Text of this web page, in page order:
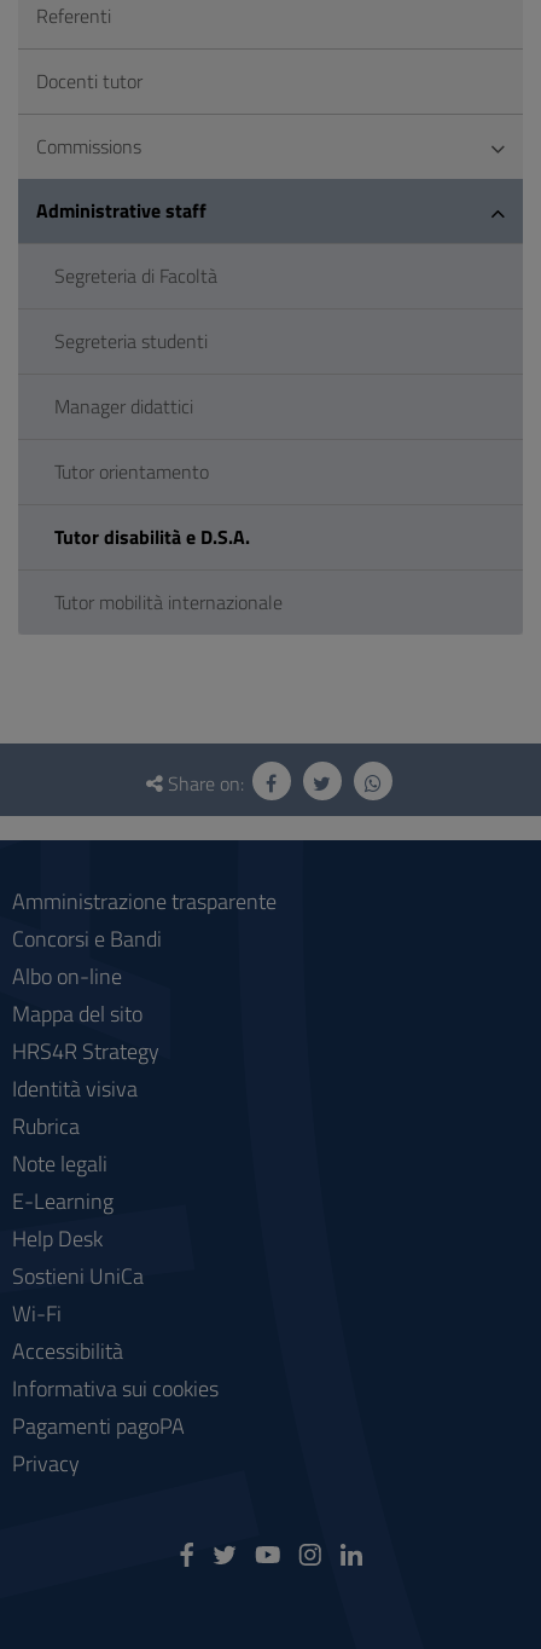
Referenti
Docenti tutor
Commissions
Administrative staff
Segreteria di Facoltà
Segreteria studenti
Manager didattici
Tutor orientamento
Tutor disabilità e D.S.A.
Tutor mobilità internazionale
Questionnaire
social
Share on:
Amministrazione trasparente
Concorsi e Bandi
Albo on-line
Mappa del sito
HRS4R Strategy
Identità visiva
Rubrica
Note legali
E-Learning
Help Desk
Sostieni UniCa
Wi-Fi
Accessibilità
Informativa sui cookies
Pagamenti pagoPA
Privacy